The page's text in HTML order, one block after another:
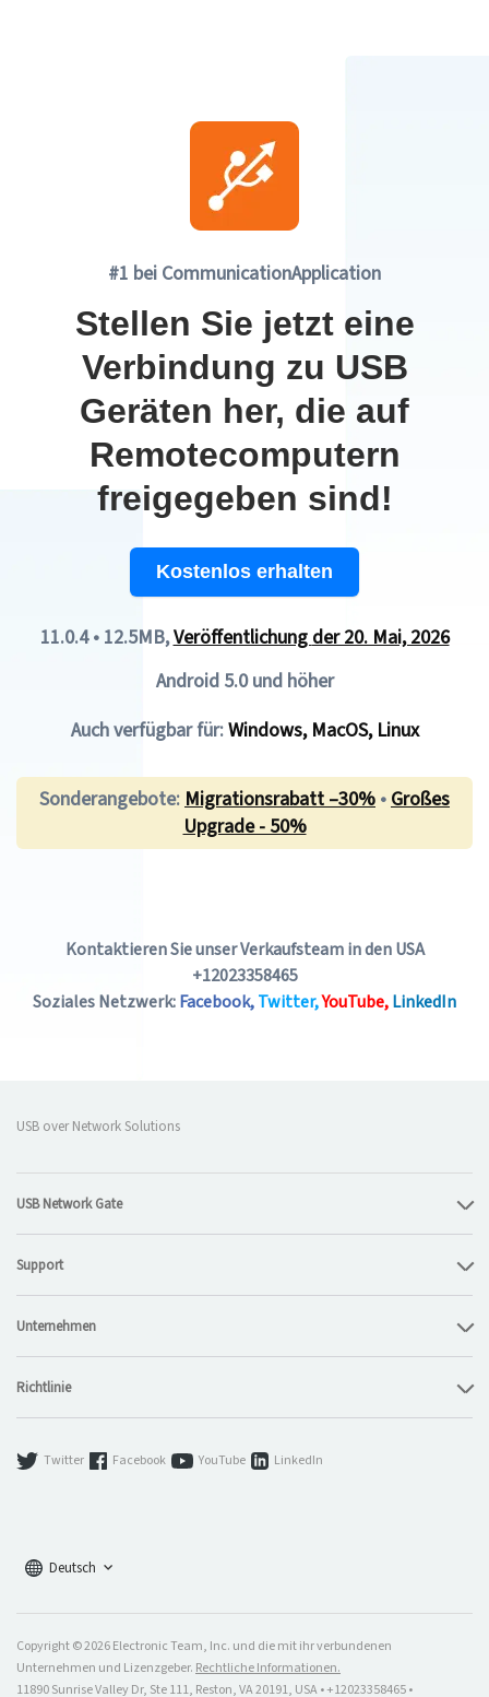
Electronic Team uses cookies to personalize your
experience on our website. By continuing to use this site,
you agree to our cookie policy. Click hereto learn more.
#1 bei CommunicationApplication
Stellen Sie jetzt eine
Verbindung zu USB
Geräten her, die auf
Remotecomputern
freigegeben sind!
Kostenlos erhalten
11.0.4• 12.5MB,Veröffentlichungder 20. Mai, 2026
Android 5.0 und höher
Auch verfügbar für:Windows, MacOS, Linux
Sonderangebote:Migrationsrabatt –30% •Großes
Upgrade - 50%
Kontaktieren Sie unser Verkaufsteam in den USA
+12023358465
Soziales Netzwerk:Facebook,Twitter,YouTube,LinkedIn
USB over Network Solutions
USB Network Gate
Support
Unternehmen
Richtlinie
Twitter Facebook YouTube LinkedIn
Deutsch
Copyright © 2026 Electronic Team, Inc. und die mit ihr verbundenen
Unternehmen und Lizenzgeber. Rechtliche Informationen.
11890 Sunrise Valley Dr, Ste 111, Reston, VA 20191, USA • +12023358465 •